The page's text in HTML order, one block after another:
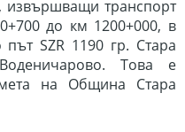
извършващи транспорт
до км 1200+000, в
пътSZR 1190 гр. Стара
Това е
на Община Стара